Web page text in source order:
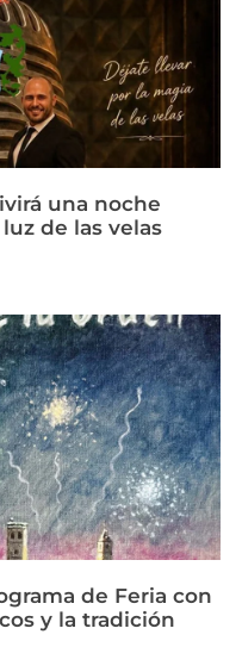
una noche
de las velas
de Feria con
y la tradición